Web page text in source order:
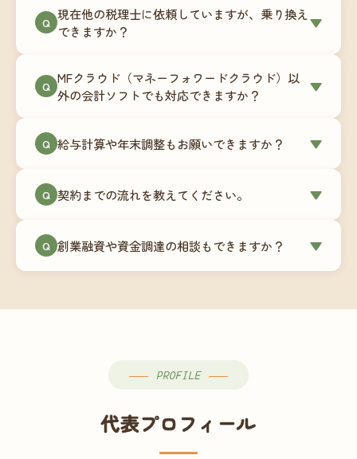
リプション型の料金体系を実現しています。年間
コストが事前にわかるので、資金繰りの見通しも
は営利法人とは会計基準や監査要件が異なるた
め、別途お見積りとなります。まずはお気軽にご
Q 現在他の税理士に依頼していますが、乗り換え
できますか？
▼
ます。前任の税理士事務所との連携や、過去の帳
簿データの移行もお手伝いします。決算期のタイ
での変更も対応可能です。
Q MFクラウド（マネーフォワードクラウド）以
外の会計ソフトでも対応できますか？
▼
供しています。これから会計ソフトを導入される
します。freee・弥生会計等をご利用中の場合は、
Q 給与計算や年末調整もお願いできますか？ ▼
怠集計あり／5名まで）は月額15,000円〜、年末調
す。人数が増える場合は別途お見積りします。
Q 契約までの流れを教えてください。 ▼
（30〜60分）でご事業内容・ご要望のヒアリング
→ ③お見積り・ご契約 → ④MFクラウドの初期設
談から契約まで費用は発生しませんので、お気軽
Q 創業融資や資金調達の相談もできますか？ ▼
PROFILE
代表プロフィール